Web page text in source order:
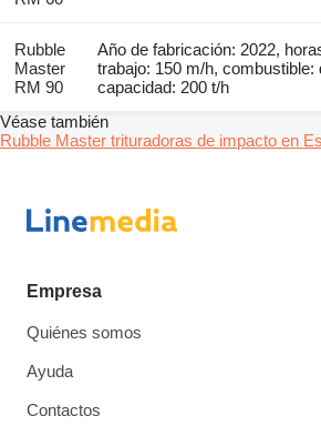
Rubble
Master
RM 90
Año de fabricación: 2022,
trabajo: 150 m/h, combustible:
capacidad: 200 t/h
Véase también
Rubble Master trituradoras de impacto en
Empresa
Quiénes somos
Ayuda
Contactos